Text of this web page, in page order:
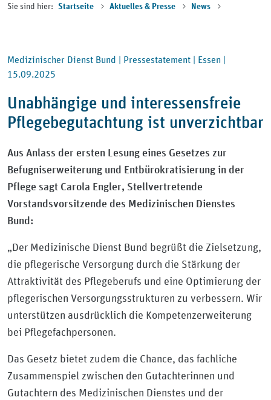
Sie sind hier: Startseite Aktuelles & Presse News
Medizinischer Dienst Bund | Pressestatement | Essen |
15.09.2025
Unabhängige und interessensfreie
Pflegebegutachtung ist unverzichtbar
Aus Anlass der ersten Lesung eines Gesetzes zur
Befugniserweiterung und Entbürokratisierung in der
Pflege sagt Carola Engler, Stellvertretende
Vorstandsvorsitzende des Medizinischen Dienstes
Bund:
„Der Medizinische Dienst Bund begrüßt die Zielsetzung,
die pflegerische Versorgung durch die Stärkung der
Attraktivität des Pflegeberufs und eine Optimierung der
pflegerischen Versorgungsstrukturen zu verbessern. Wir
unterstützen ausdrücklich die Kompetenzerweiterung
bei Pflegefachpersonen.
Das Gesetz bietet zudem die Chance, das fachliche
Zusammenspiel zwischen den Gutachterinnen und
Gutachtern des Medizinischen Dienstes und der